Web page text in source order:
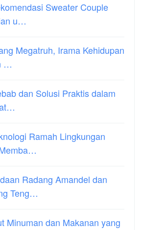
Sweater Couple
u…
Megatruh, Irama Kehidupan
…
dan Solusi Praktis dalam
Ramah Lingkungan
Radang Amandel dan
Teng…
Minuman dan Makanan yang